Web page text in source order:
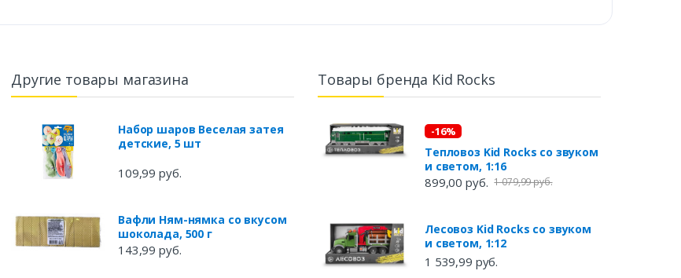
Другие товары магазина
Набор шаров Веселая затея
детские, 5 шт
109,99 руб.
Вафли Ням-нямка со вкусом
шоколада, 500 г
143,99 руб.
Товары бренда Kid Rocks
-16%
Тепловоз Kid Rocks со звуком
и светом, 1:16
899,00 руб. 1 079,99 руб.
Лесовоз Kid Rocks со звуком
и светом, 1:12
1 539,99 руб.